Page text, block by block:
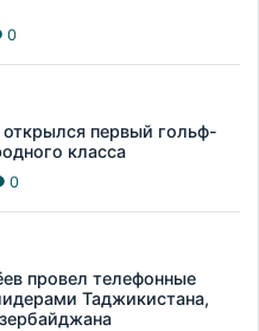
0
первый гольф-
класса
0
провел телефонные
Таджикистана,